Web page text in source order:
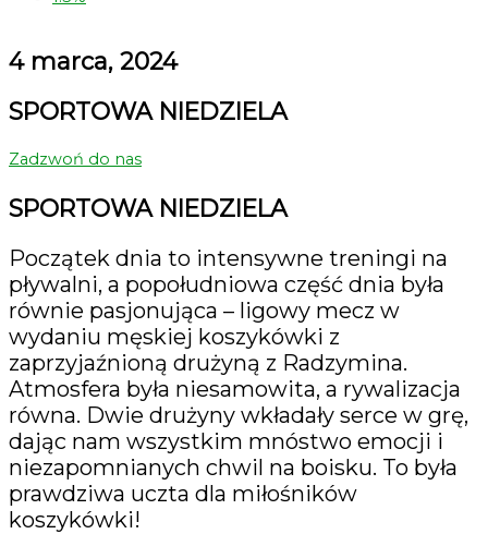
4 marca, 2024
SPORTOWA NIEDZIELA
Zadzwoń do nas
SPORTOWA NIEDZIELA
Początek dnia to intensywne treningi na
pływalni, a popołudniowa część dnia była
równie pasjonująca – ligowy mecz w
wydaniu męskiej koszykówki z
zaprzyjaźnioną drużyną z Radzymina.
Atmosfera była niesamowita, a rywalizacja
równa. Dwie drużyny wkładały serce w grę,
dając nam wszystkim mnóstwo emocji i
niezapomnianych chwil na boisku. To była
prawdziwa uczta dla miłośników
koszykówki!